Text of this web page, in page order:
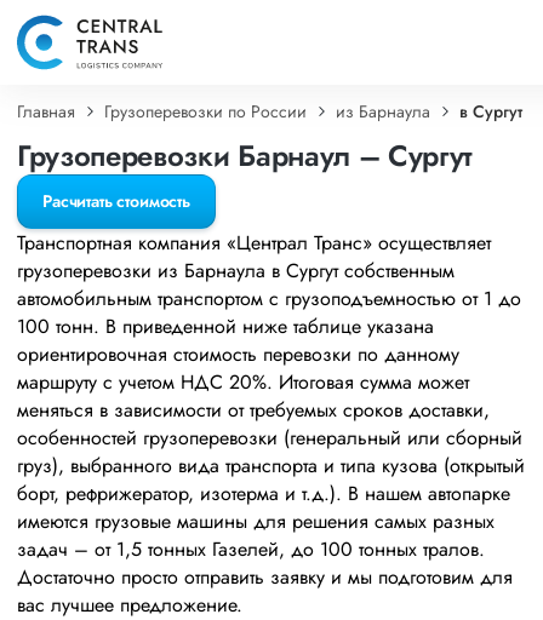
Главная Грузоперевозки по России из Барнаула в Сургут
Грузоперевозки Барнаул – Сургут
Расчитать стоимость
Транспортная компания «Централ Транс» осуществляет
грузоперевозки из Барнаула в Сургут собственным
автомобильным транспортом с грузоподъемностью от 1 до
100 тонн. В приведенной ниже таблице указана
ориентировочная стоимость перевозки по данному
маршруту с учетом НДС 20%. Итоговая сумма может
меняться в зависимости от требуемых сроков доставки,
особенностей грузоперевозки (генеральный или сборный
груз), выбранного вида транспорта и типа кузова (открытый
борт, рефрижератор, изотерма и т.д.). В нашем автопарке
имеются грузовые машины для решения самых разных
задач – от 1,5 тонных Газелей, до 100 тонных тралов.
Достаточно просто отправить заявку и мы подготовим для
вас лучшее предложение.